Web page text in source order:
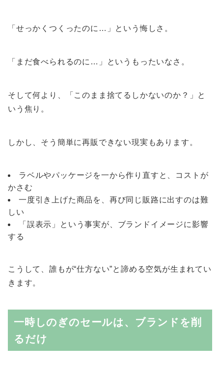
「せっかくつくったのに…」という悔しさ。
「まだ食べられるのに…」というもったいなさ。
そして何より、「このまま捨てるしかないのか？」と
いう焦り。
しかし、そう簡単に再販できない現実もあります。
ラベルやパッケージを一から作り直すと、コストが
かさむ
一度引き上げた商品を、再び同じ販路に出すのは難
しい
「誤表示」という事実が、ブランドイメージに影響
する
こうして、誰もが“仕方ない”と諦める空気が生まれてい
きます。
一時しのぎのセールは、ブランドを削
るだけ